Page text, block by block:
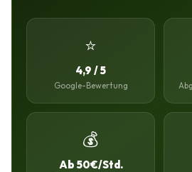
⭐
4,9 / 5
Google-Bewertung
💰
Ab 50€/Std.